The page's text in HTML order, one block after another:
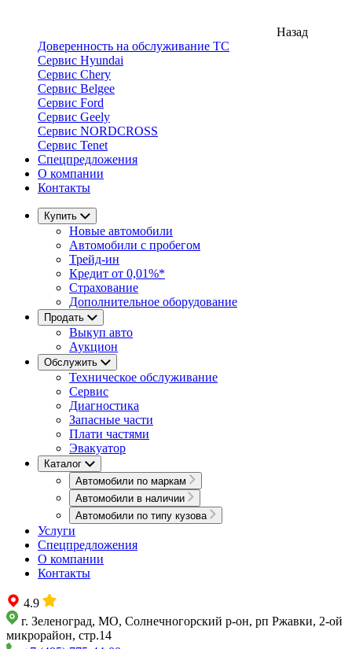
Назад
Доверенность на обслуживание ТС
Сервис Hyundai
Сервис Chery
Сервис Belgee
Сервис Ford
Сервис Geely
Сервис NORDCROSS
Сервис Tenet
Спецпредложения
О компании
Контакты
Купить
Новые автомобили
Автомобили с пробегом
Трейд-ин
Кредит от 0,01%*
Страхование
Дополнительное оборудование
Продать
Выкуп авто
Аукцион
Обслужить
Техническое обслуживание
Сервис
Диагностика
Запасные части
Плати частями
Эвакуатор
Каталог
Автомобили по маркам
Автомобили в наличии
Автомобили по типу кузова
Услуги
Спецпредложения
О компании
Контакты
4.9
г. Зеленоград, МО, Солнечногорский р-он, рп Ржавки, 2-ой
микрорайон, стр.14